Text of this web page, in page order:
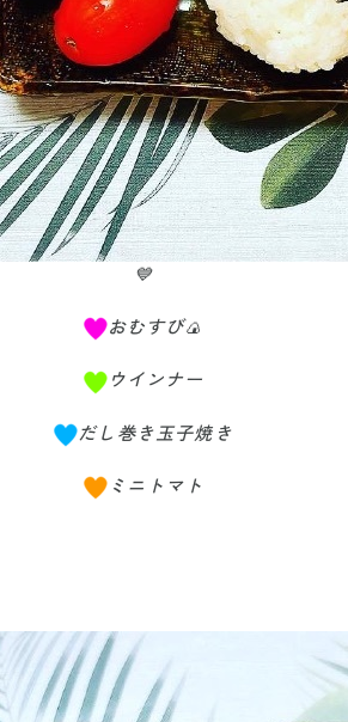
💙
おむすび🍙
ウインナー
だし巻き玉子焼き
ミニトマト